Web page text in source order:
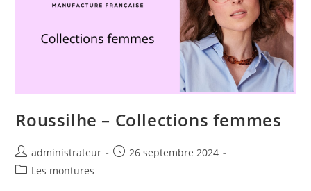
Roussilhe – Collections femmes
administrateur
26 septembre 2024
Les montures